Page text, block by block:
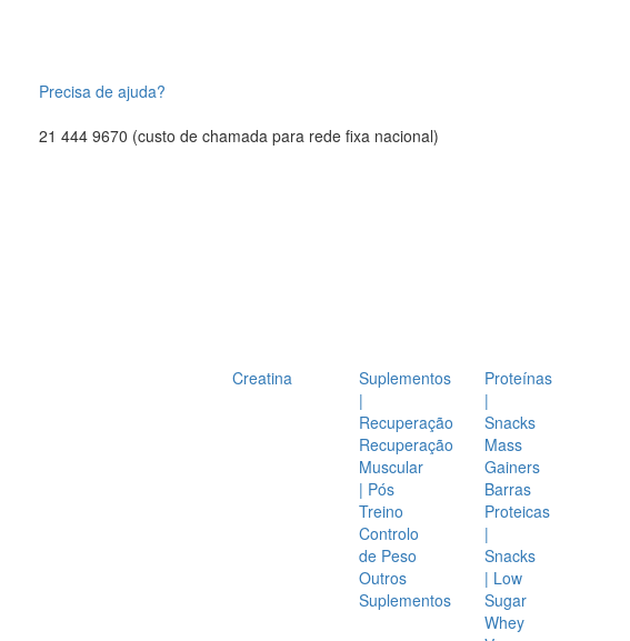
Precisa de ajuda?
21 444 9670 (custo de chamada para rede fixa nacional)
Creatina
Suplementos
|
Recuperação
Recuperação
Muscular
| Pós
Treino
Controlo
de Peso
Outros
Suplementos
Proteínas
|
Snacks
Mass
Gainers
Barras
Proteicas
|
Snacks
| Low
Sugar
Whey